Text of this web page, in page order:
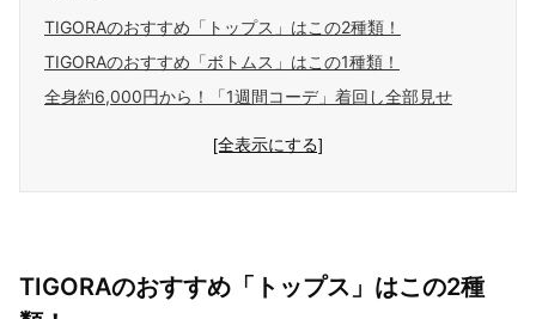
TIGORAのおすすめ「トップス」はこの2種類！
TIGORAのおすすめ「ボトムス」はこの1種類！
全身約6,000円から！「1週間コーデ」着回し全部見せ
[全表示にする]
TIGORAのおすすめ「トップス」はこの2種